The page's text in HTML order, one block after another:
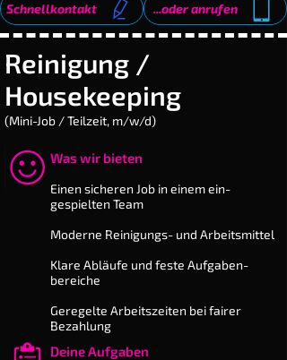
Schnellkontakt
...oder anrufen
Reinigung /
Housekeeping
(Mini-Job / Teilzeit, m/w/d)
Was wir bieten
​Einen sicheren Job in einem ein­
gespielten Team
Moderne Reinigungs- und Arbeits­mittel
Klare Abläufe und feste Auf­gaben­
bereiche
Geregelte Arbeitszeiten bei fairer
Bezahlung
Deine Aufgaben